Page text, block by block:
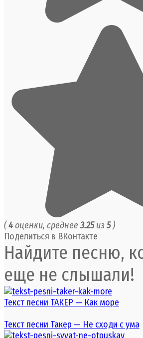
(4 оценки, среднее3.25из 5)
Поделиться в ВКонтакте
Найдите песню,
еще не слышали!
Текст песни ТАКЕР — Как море
Текст песни Такер — Не сходи с ума